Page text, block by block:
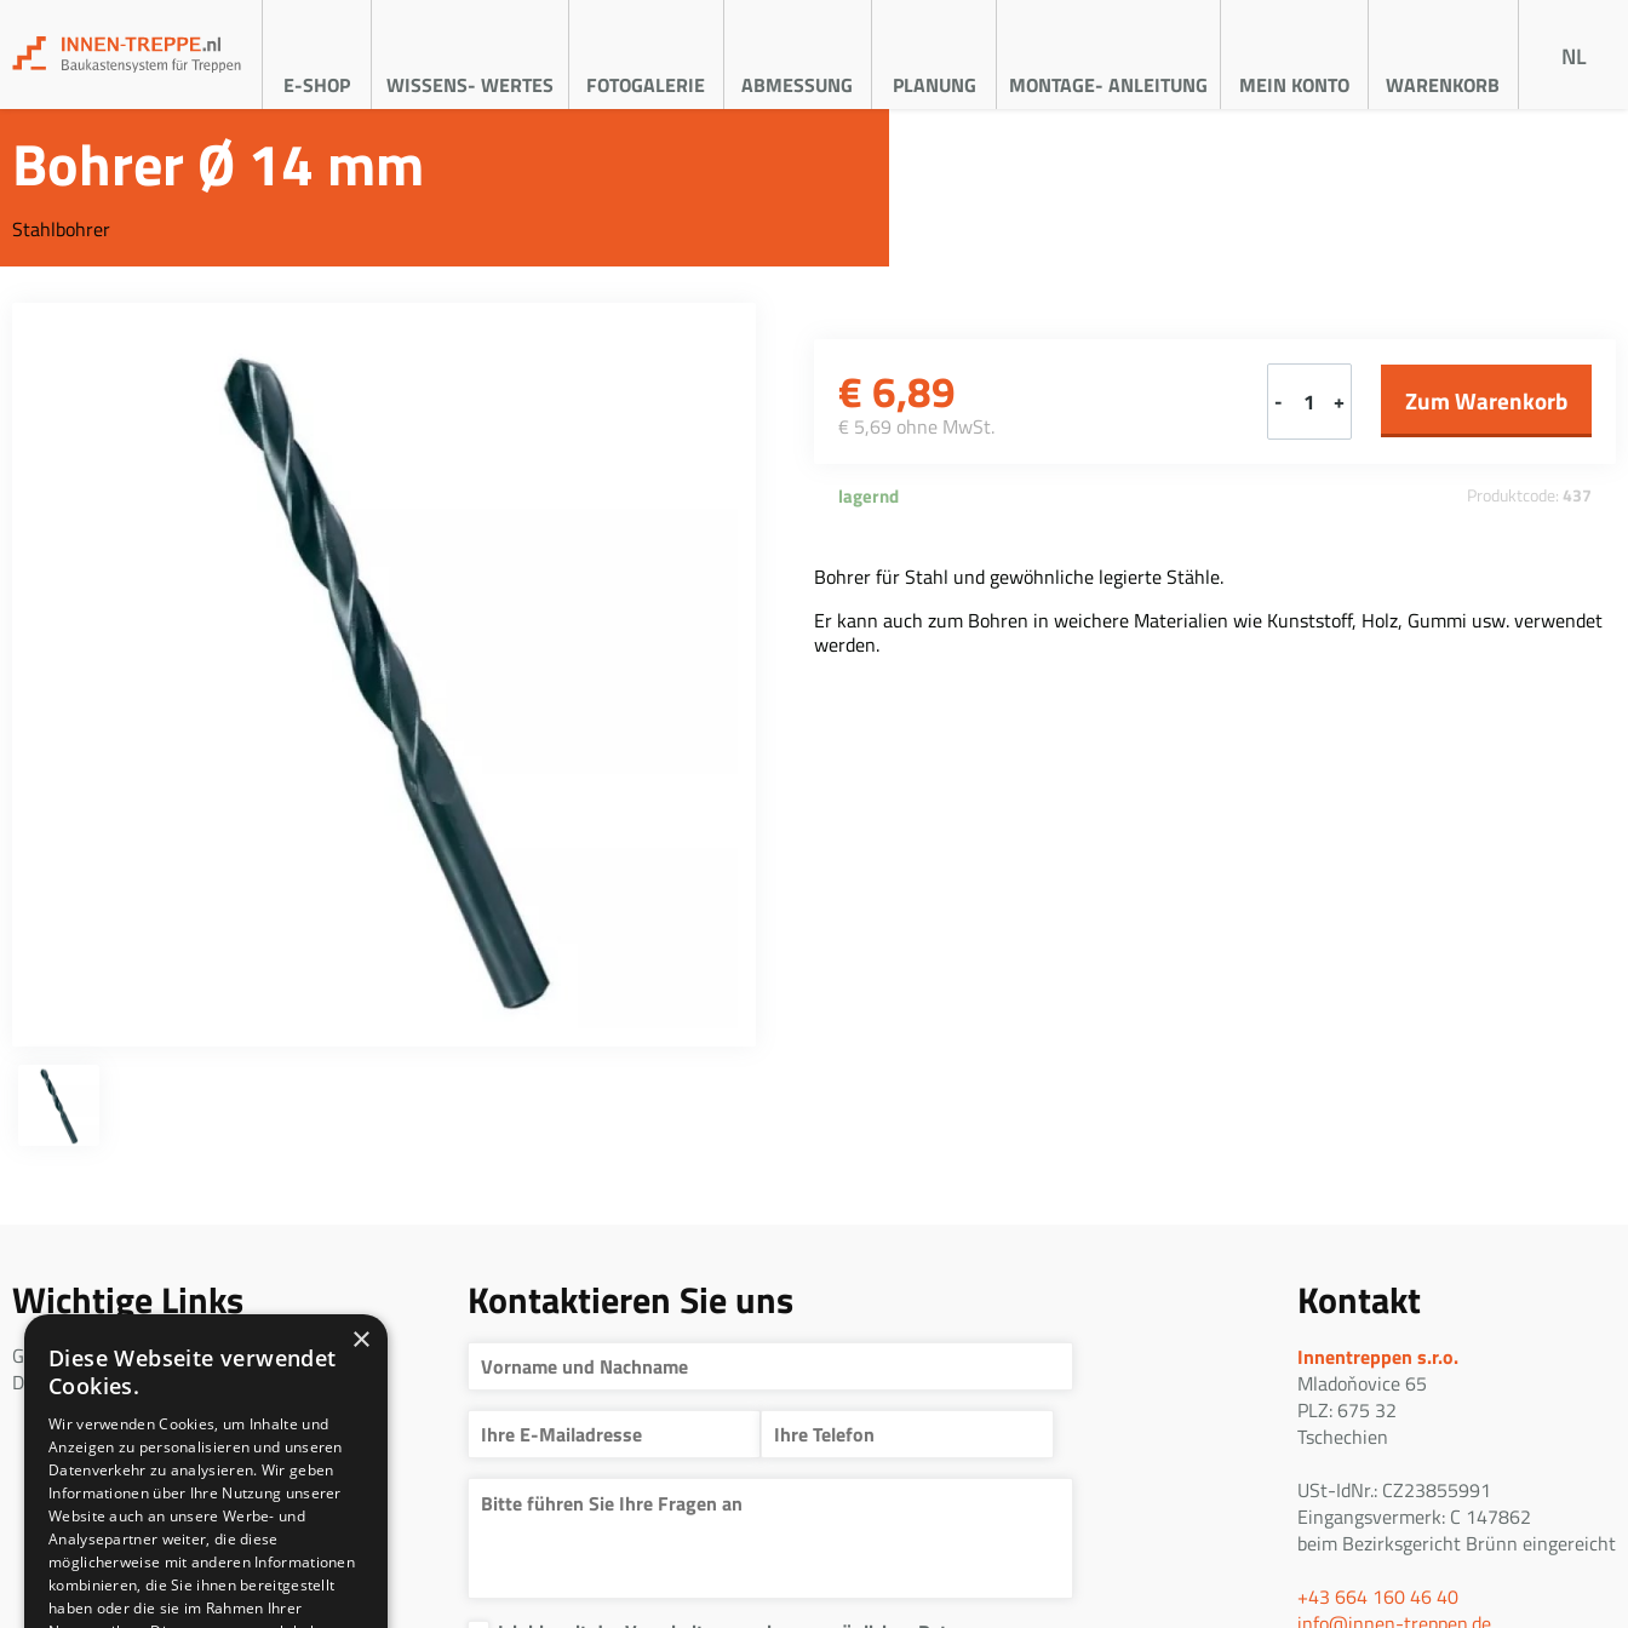
E-SHOP WISSENS- WERTES FOTOGALERIE ABMESSUNG PLANUNG MONTAGE- ANLEITUNG MEIN KONTO WARENKORB
NL
Bohrer Ø 14 mm
Stahlbohrer
€ 6,89
€ 5,69 ohne MwSt.
- +
lagernd Produktcode: 437
Bohrer für Stahl und gewöhnliche legierte Stähle.
Er kann auch zum Bohren in weichere Materialien wie Kunststoff, Holz, Gummi usw. verwendet
werden.
Wichtige Links
Geschäftsbedingungen
DSGVO
Kontaktieren Sie uns Kontakt
Innentreppen s.r.o.
Mladoňovice 65
PLZ: 675 32
Tschechien
USt-IdNr.: CZ23855991
Eingangsvermerk: C 147862
beim Bezirksgericht Brünn eingereicht
+43 664 160 46 40
×
Diese Webseite verwendet
Cookies.
Wir verwenden Cookies, um Inhalte und
Anzeigen zu personalisieren und unseren
Datenverkehr zu analysieren. Wir geben
Informationen über Ihre Nutzung unserer
Website auch an unsere Werbe- und
Analysepartner weiter, die diese
möglicherweise mit anderen Informationen
kombinieren, die Sie ihnen bereitgestellt
haben oder die sie im Rahmen Ihrer